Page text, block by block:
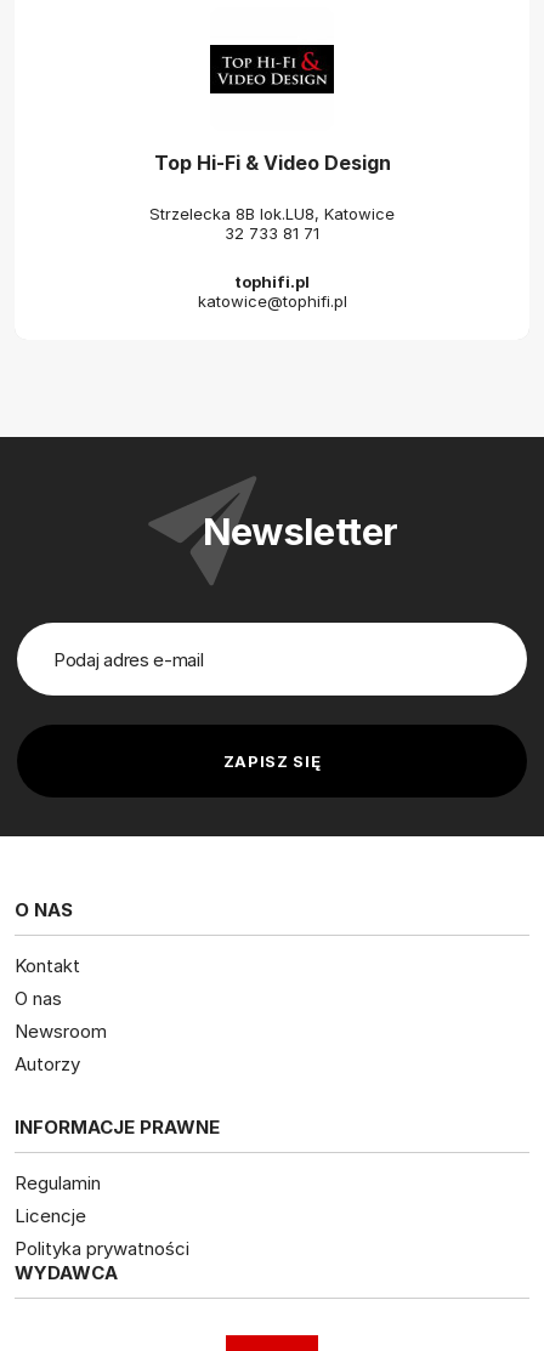
Top Hi-Fi & Video Design
Strzelecka 8B lok.LU8, Katowice
32 733 81 71
tophifi.pl
katowice@tophifi.pl
Newsletter
O NAS
Kontakt
O nas
Newsroom
Autorzy
INFORMACJE PRAWNE
Regulamin
Licencje
Polityka prywatności
WYDAWCA